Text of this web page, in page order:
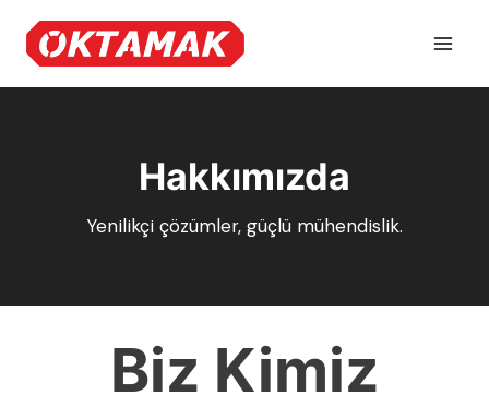
content
Hakkımızda
Yenilikçi çözümler, güçlü mühendislik.
Biz Kimiz